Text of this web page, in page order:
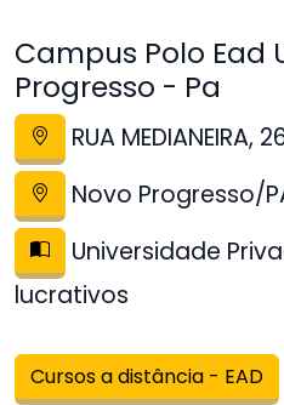
Campus Polo Ead
Progresso - Pa
RUA MEDIANEIRA,
Novo Progresso/
Universidade
lucrativos
Cursos a distância - EAD